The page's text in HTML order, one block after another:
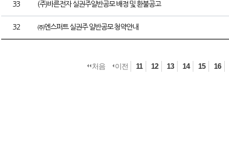
33 (주)바른전자 실권주일반공모 배정 및 환불공고
32 ㈜엔스퍼트 실권주 일반공모 청약안내
처음 이전 11 12 13 14 15 16